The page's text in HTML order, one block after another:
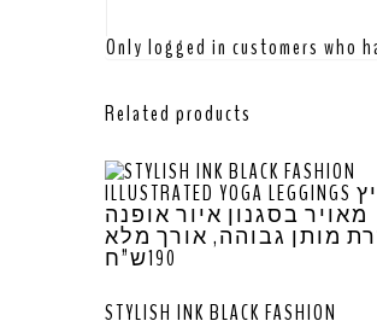
Only logged in customers who
Related products
STYLISH INK BLACK FASHION